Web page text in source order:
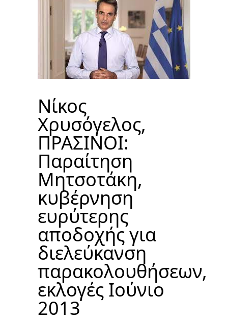
Νίκος
Χρυσόγελος,
ΠΡΑΣΙΝΟΙ:
Παραίτηση
Μητσοτάκη,
κυβέρνηση
ευρύτερης
αποδοχής για
διελεύκανση
παρακολουθήσεων,
εκλογές Ιούνιο
2013